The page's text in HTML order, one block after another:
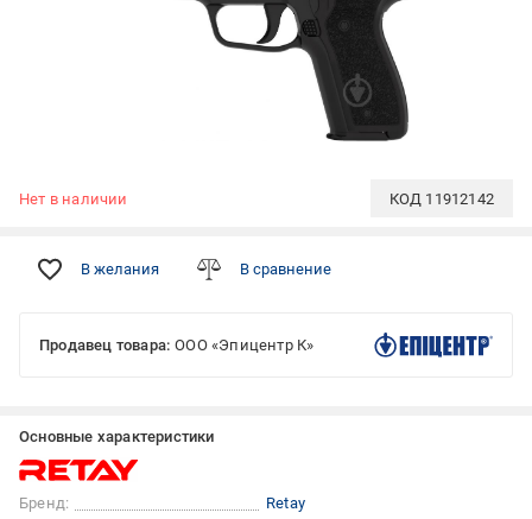
Нет в наличии КОД 11912142
В желания В сравнение
Продавец товара: ООО «Эпицентр К»
Основные характеристики
Бренд:
Retay